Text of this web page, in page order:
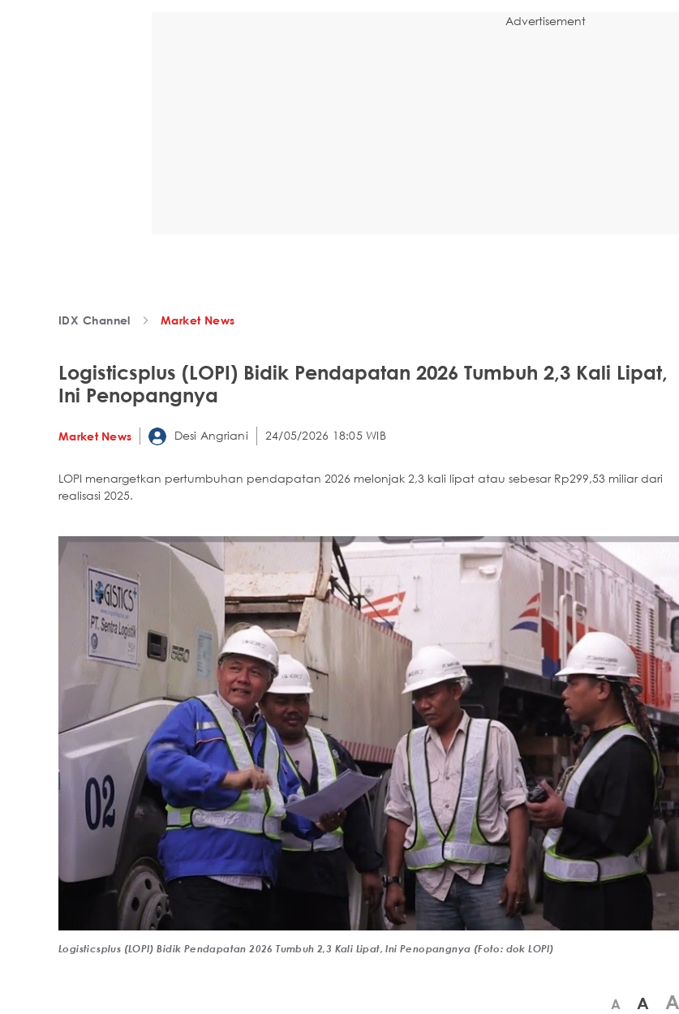
Advertisement
IDX Channel Market News
Logisticsplus (LOPI) Bidik Pendapatan 2026 Tumbuh 2,3 Kali Lipat,
Ini Penopangnya
Market News Desi Angriani 24/05/2026 18:05 WIB
LOPI menargetkan pertumbuhan pendapatan 2026 melonjak 2,3 kali lipat atau sebesar Rp299,53 miliar dari
realisasi 2025.
Logisticsplus (LOPI) Bidik Pendapatan 2026 Tumbuh 2,3 Kali Lipat, Ini Penopangnya (Foto: dok LOPI)
A A A